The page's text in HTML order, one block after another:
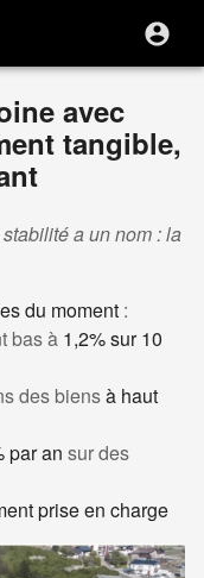
avec
tangible,
a un nom : la
du moment :
bas à 1,2% sur 10
des biensà haut
par an sur des
prise en charge